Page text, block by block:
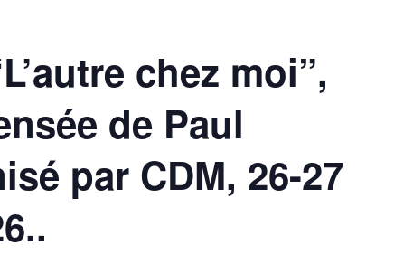
chez moi”,
de Paul
par CDM, 26-27